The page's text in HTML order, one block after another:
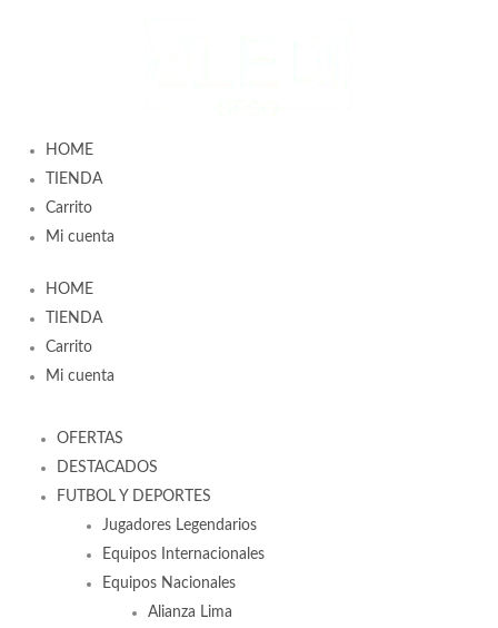
HOME
TIENDA
Carrito
Mi cuenta
HOME
TIENDA
Carrito
Mi cuenta
OFERTAS
DESTACADOS
FUTBOL Y DEPORTES
Jugadores Legendarios
Equipos Internacionales
Equipos Nacionales
Alianza Lima